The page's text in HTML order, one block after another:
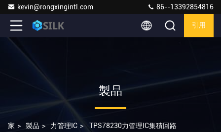
kevin@rongxingintl.com 86--13392854816
引用
製品
家 > 製品 > 力管理IC > TPS78230力管理IC集積回路